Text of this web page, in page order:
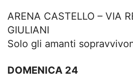
ARENA CASTELLO – VIA
GIULIANI
Solo gli amanti
DOMENICA 24